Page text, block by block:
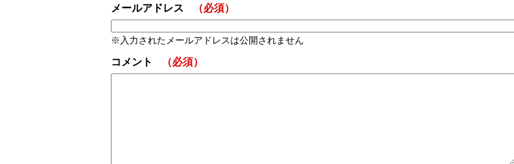
メールアドレス （必須）
入力されたメールアドレスは公開されません
コメント （必須）